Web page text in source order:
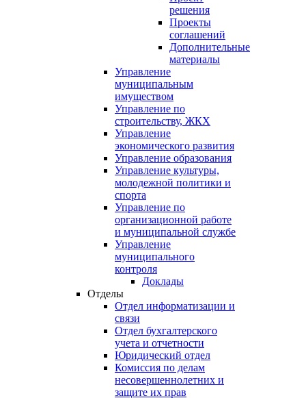
решения
Проекты
соглашений
Дополнительные
материалы
Управление
муниципальным
имуществом
Управление по
строительству, ЖКХ
Управление
экономического развития
Управление образования
Управление культуры,
молодежной политики и
спорта
Управление по
организационной работе
и муниципальной службе
Управление
муниципального
контроля
Доклады
Отделы
Отдел информатизации и
связи
Отдел бухгалтерского
учета и отчетности
Юридический отдел
Комиссия по делам
несовершеннолетних и
защите их прав